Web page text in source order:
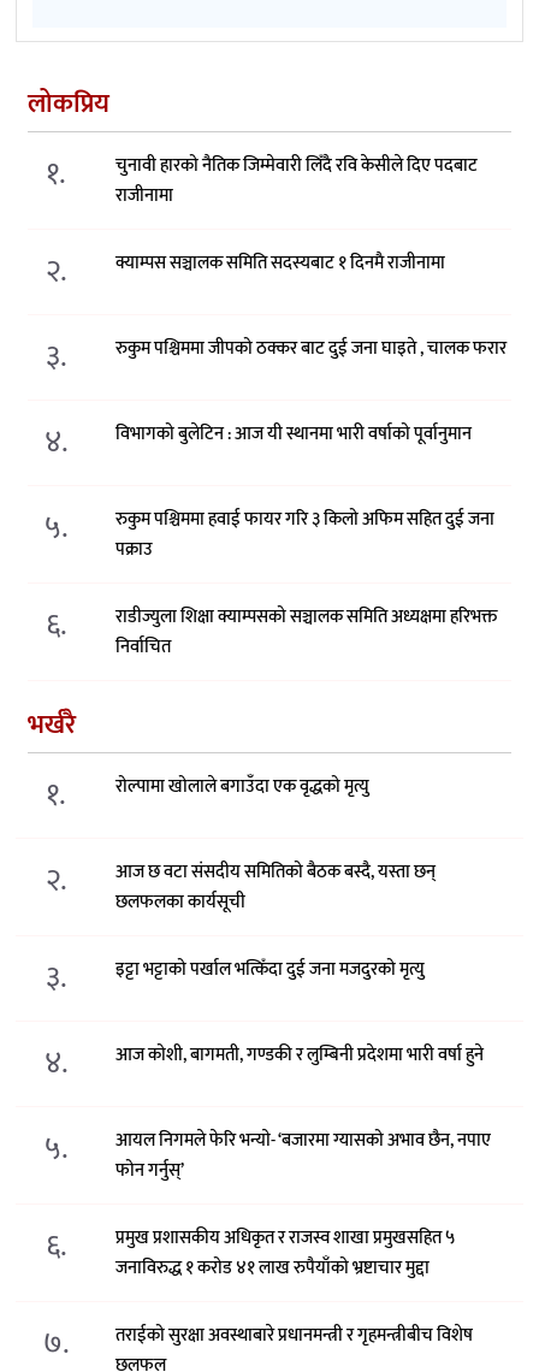
लोकप्रिय
१.
चुनावी हारको नैतिक जिम्मेवारी लिँदै रवि केसीले दिए पदबाट
राजीनामा
२. क्याम्पस सञ्चालक समिति सदस्यबाट १ दिनमै राजीनामा
३. रुकुम पश्चिममा जीपको ठक्कर बाट दुई जना घाइते , चालक फरार
४. विभागको बुलेटिन : आज यी स्थानमा भारी वर्षाको पूर्वानुमान
५.
रुकुम पश्चिममा हवाई फायर गरि ३ किलो अफिम सहित दुई जना
पक्राउ
६.
राडीज्युला शिक्षा क्याम्पसको सञ्चालक समिति अध्यक्षमा हरिभक्त
निर्वाचित
भर्खरै
१. रोल्पामा खोलाले बगाउँदा एक वृद्धको मृत्यु
२.
आज छ वटा संसदीय समितिको बैठक बस्दै, यस्ता छन्
छलफलका कार्यसूची
३. इट्टा भट्टाको पर्खाल भत्किँदा दुई जना मजदुरको मृत्यु
४. आज कोशी, बागमती, गण्डकी र लुम्बिनी प्रदेशमा भारी वर्षा हुने
५.
आयल निगमले फेरि भन्याे- ‘बजारमा ग्यासको अभाव छैन, नपाए
फोन गर्नुस्’
६.
प्रमुख प्रशासकीय अधिकृत र राजस्व शाखा प्रमुखसहित ५
जनाविरुद्ध १ करोड ४१ लाख रुपैयाँको भ्रष्टाचार मुद्दा
७.
तराईको सुरक्षा अवस्थाबारे प्रधानमन्त्री र गृहमन्त्रीबीच विशेष
छलफल